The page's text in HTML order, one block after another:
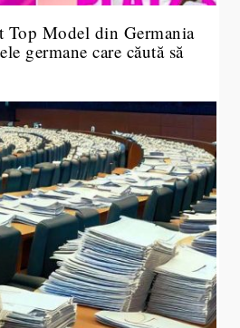
Top Model din Germania
germane care căută să